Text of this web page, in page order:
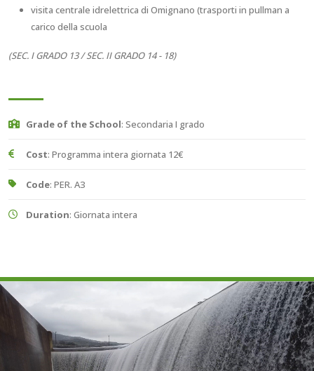
visita centrale idrelettrica di Omignano (trasporti in pullman a
carico della scuola
(SEC. I GRADO 13 / SEC. II GRADO 14 - 18)
Grade of the School: Secondaria I grado
Cost: Programma intera giornata 12€
Code: PER. A3
Duration: Giornata intera